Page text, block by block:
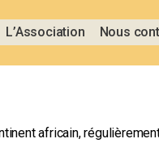
L’Association Nous
africain,